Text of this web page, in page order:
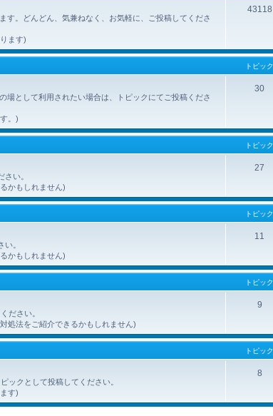
す。どんどん、気兼ねなく、お気軽に、ご投稿してくださ
ます)
43118
トピック
場として利用されたい場合は、トピックにてご投稿くださ
。)
30
トピック
い。
かもしれません)
27
トピック
。
かもしれません)
11
トピック
ださい。
処法をご紹介できるかもしれません)
9
トピック
ックとして投稿してください。
す)
8